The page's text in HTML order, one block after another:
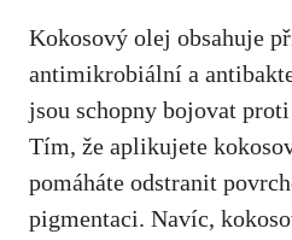
Kokosový olej obsahuje
antimikrobiální a
jsou schopny bojovat
Tím, že aplikujete
pomáháte odstranit
pigmentaci. Navíc,